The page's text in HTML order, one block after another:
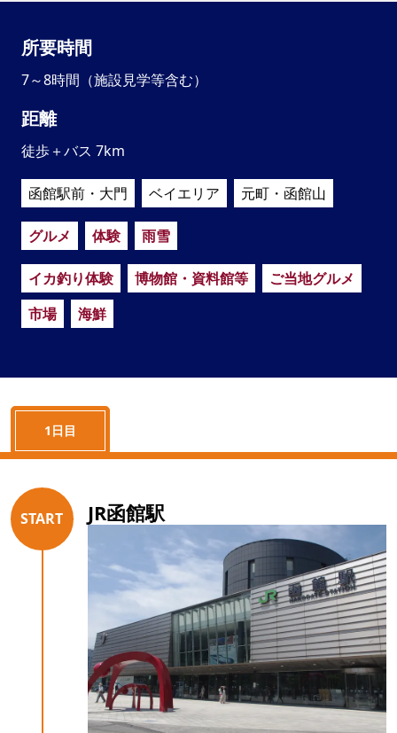
所要時間
7～8時間（施設見学等含む）
距離
徒歩＋バス 7km
函館駅前・大門 ベイエリア 元町・函館山
グルメ 体験 雨雪
イカ釣り体験 博物館・資料館等
ご当地グルメ
市場
海鮮
1日目
START JR函館駅